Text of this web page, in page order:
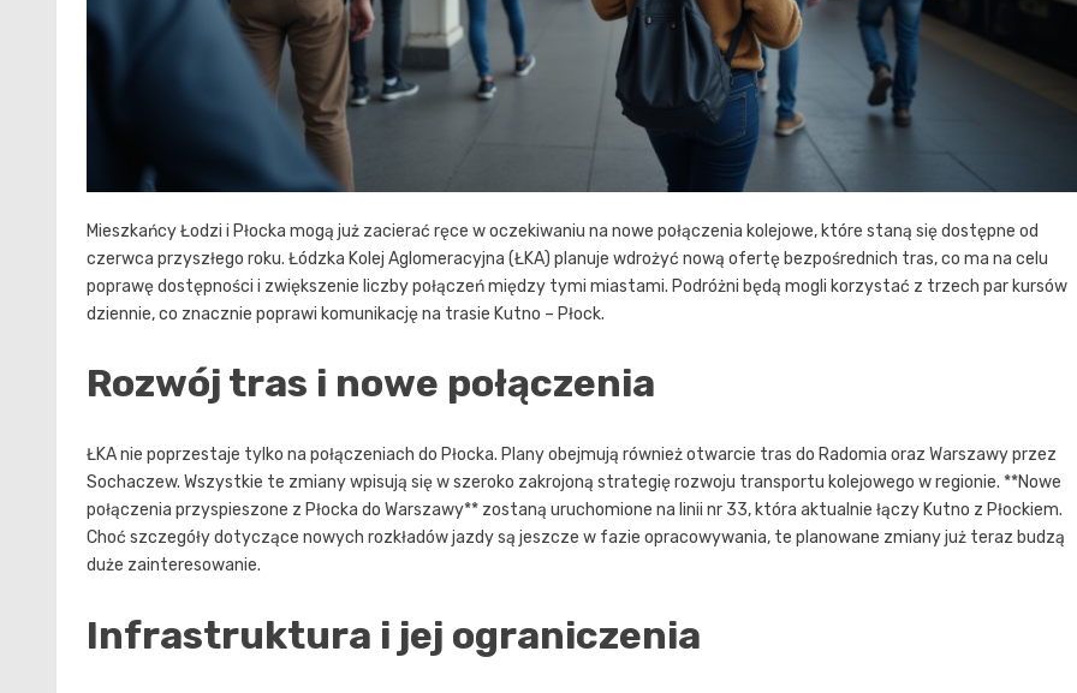
Mieszkańcy Łodzi i Płocka mogą już zacierać ręce w oczekiwaniu na nowe połączenia kolejowe, które staną się dostępne od
czerwca przyszłego roku. Łódzka Kolej Aglomeracyjna (ŁKA) planuje wdrożyć nową ofertę bezpośrednich tras, co ma na celu
poprawę dostępności i zwiększenie liczby połączeń między tymi miastami. Podróżni będą mogli korzystać z trzech par kursów
dziennie, co znacznie poprawi komunikację na trasie Kutno – Płock.
Rozwój tras i nowe połączenia
ŁKA nie poprzestaje tylko na połączeniach do Płocka. Plany obejmują również otwarcie tras do Radomia oraz Warszawy przez
Sochaczew. Wszystkie te zmiany wpisują się w szeroko zakrojoną strategię rozwoju transportu kolejowego w regionie. **Nowe
połączenia przyspieszone z Płocka do Warszawy** zostaną uruchomione na linii nr 33, która aktualnie łączy Kutno z Płockiem.
Choć szczegóły dotyczące nowych rozkładów jazdy są jeszcze w fazie opracowywania, te planowane zmiany już teraz budzą
duże zainteresowanie.
Infrastruktura i jej ograniczenia